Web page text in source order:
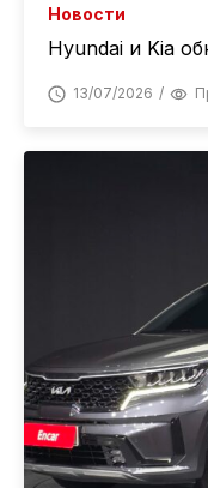
Новости
Hyundai и Kia
13/07/2026